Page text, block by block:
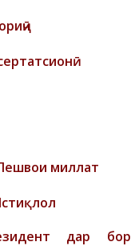
миллат
дар